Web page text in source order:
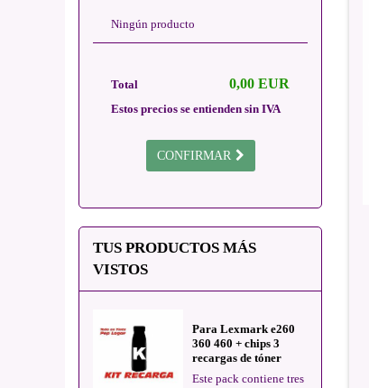
Ningún producto
0,00 EUR
Total
Estos precios se entienden sin IVA
CONFIRMAR
TUS PRODUCTOS MÁS
VISTOS
Para Lexmark e260
360 460 + chips 3
recargas de tóner
Este pack contiene tres